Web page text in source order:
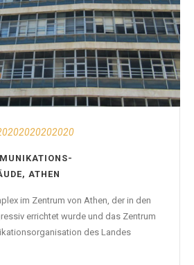
ATHEN
im Zentrum von Athen, der in den
errichtet wurde und das Zentrum
des Landes